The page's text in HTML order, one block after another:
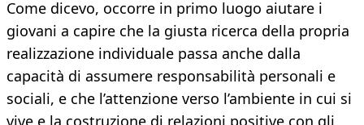
Come dicevo, occorre in primo luogo aiutare i
giovani a capire che la giusta ricerca della propria
realizzazione individuale passa anche dalla
capacità di assumere responsabilità personali e
sociali, e che l’attenzione verso l’ambiente in cui si
vive e la costruzione di relazioni positive con gli